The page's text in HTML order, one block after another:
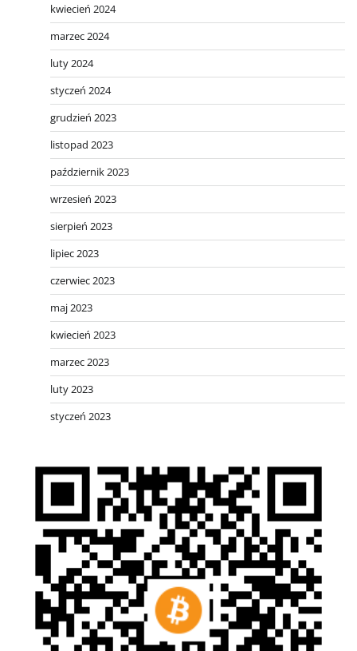
kwiecień 2024
marzec 2024
luty 2024
styczeń 2024
grudzień 2023
listopad 2023
październik 2023
wrzesień 2023
sierpień 2023
lipiec 2023
czerwiec 2023
maj 2023
kwiecień 2023
marzec 2023
luty 2023
styczeń 2023